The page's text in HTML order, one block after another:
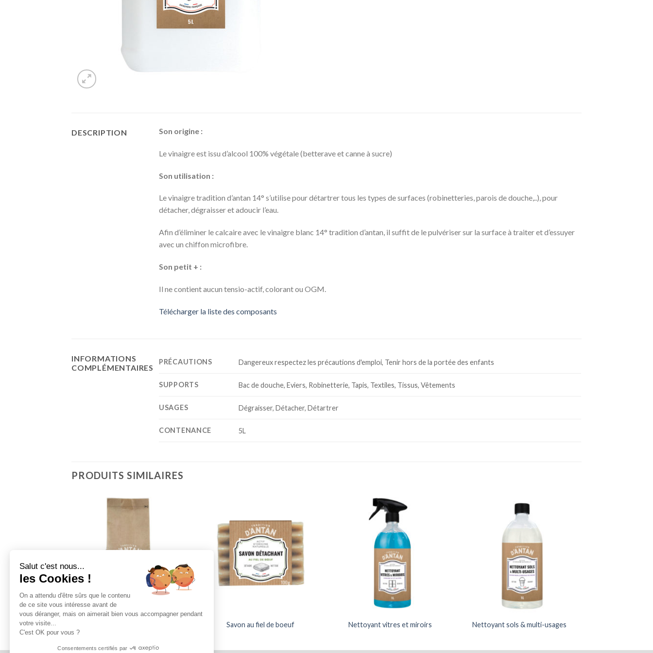
DESCRIPTION Son origine :
Le vinaigre est issu d’alcool 100% végétale (betterave et canne à sucre)
Son utilisation :
Le vinaigre tradition d’antan 14° s’utilise pour détartrer tous les types de surfaces (robinetteries, parois de douche,..), pour
détacher, dégraisser et adoucir l’eau.
Afin d’éliminer le calcaire avec le vinaigre blanc 14° tradition d’antan, il suffit de le pulvériser sur la surface à traiter et d’essuyer
avec un chiffon microfibre.
Son petit + :
Il ne contient aucun tensio-actif, colorant ou OGM.
Télécharger la liste des composants
INFORMATIONS
COMPLÉMENTAIRES
PRÉCAUTIONS Dangereux respectez les précautions d'emploi, Tenir hors de la portée des enfants
SUPPORTS Bac de douche, Eviers, Robinetterie, Tapis, Textiles, Tissus, Vêtements
USAGES Dégraisser, Détacher, Détartrer
CONTENANCE 5L
PRODUITS SIMILAIRES
Savon au fiel de boeuf Nettoyant vitres et miroirs Nettoyant sols & multi-usages
14°
Salut c'est nous...
les Cookies !
On a attendu d'être sûrs que le contenu
de ce site vous intéresse avant de
vous déranger, mais on aimerait bien vous accompagner pendant
votre visite...
C'est OK pour vous ?
Consentements certifiés par